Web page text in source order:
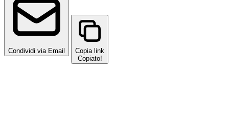
Condividi via Email
Copia link
Copiato!